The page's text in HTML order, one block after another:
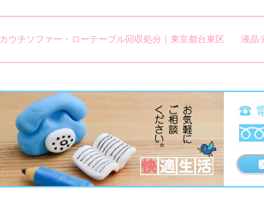
カウチソファー・ローテーブル回収処分｜東京都台東区 液晶